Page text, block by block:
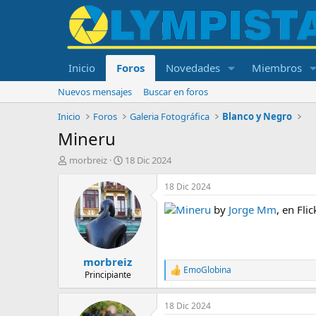
Inicio Foros Novedades Miembros
Nuevos mensajes
Buscar en foros
Inicio
Foros Galeria Fotográfica Blanco y Negro
Mineru
I
e
morbreiz
F
c
h
a
d
e
i
n
i
c
o
18 Dic 2024
morbreiz
Principiante
18 Dic 2024
Mineru by Jorge Mm, en
R
e
a
c
EmoGlobina
18 Dic 2024